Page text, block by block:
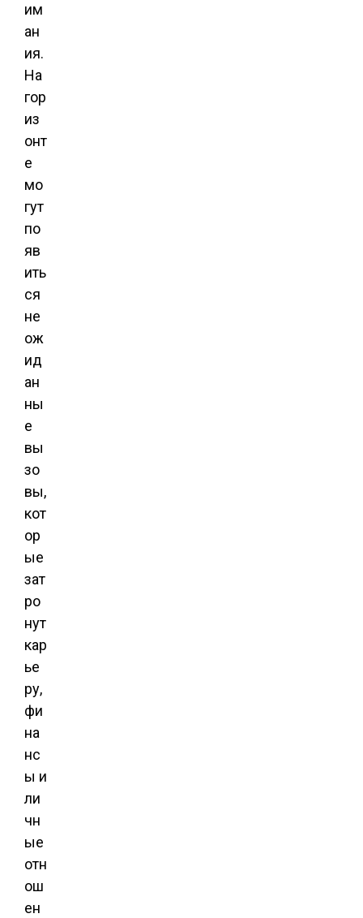
им
ан
ия.
На
гор
из
онт
е
мо
гут
по
яв
ить
ся
не
ож
ид
ан
ны
е
вы
зо
вы,
кот
ор
ые
зат
ро
нут
кар
ье
ру,
фи
на
нс
ы и
ли
чн
ые
отн
ош
ен